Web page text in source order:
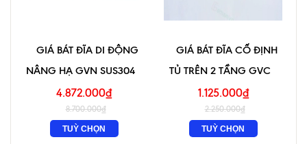
GIÁ BÁT ĐĨA DI ĐỘNG
NÂNG HẠ GVN SUS304
4.872.000₫
8.700.000₫
TUỲ CHỌN
GIÁ BÁT ĐĨA CỐ ĐỊNH
TỦ TRÊN 2 TẦNG GVC
1.125.000₫
2.250.000₫
TUỲ CHỌN